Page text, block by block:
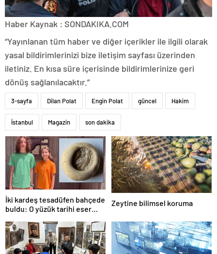
Haber Kaynak : SONDAKIKA.COM
“Yayınlanan tüm haber ve diğer içerikler ile ilgili olarak
yasal bildirimlerinizi bize iletişim sayfası üzerinden
iletiniz. En kısa süre içerisinde bildirimlerinize geri
dönüş sağlanılacaktır.”
3-sayfa Dilan Polat Engin Polat güncel Hakim
İstanbul Magazin son dakika
İki kardeş tesadüfen bahçede
buldu: O yüzük tarihi eser
Zeytine bilimsel koruma